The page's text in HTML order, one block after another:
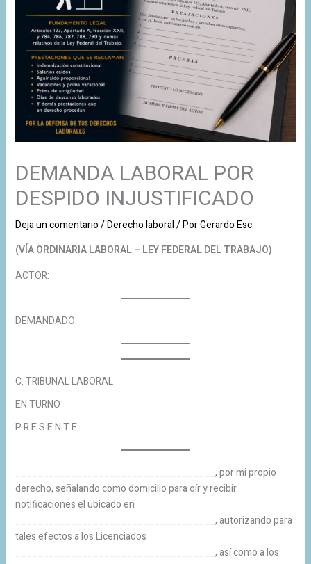
DEMANDA LABORAL POR
DESPIDO INJUSTIFICADO
Deja un comentario/Derecho laboral/ PorGerardo Esc
(VÍA ORDINARIA LABORAL – LEY FEDERAL DEL TRABAJO)
ACTOR:
DEMANDADO:
C. TRIBUNAL LABORAL
EN TURNO
P R E S E N T E
____________________________________, por mi propio
derecho, señalando como domicilio para oír y recibir
notificaciones el ubicado en
____________________________________, autorizando para
tales efectos a los Licenciados
____________________________________, así como a los